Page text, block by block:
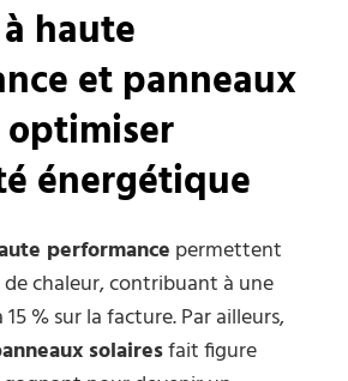
haute
et panneaux
optimiser
énergétique
performance permettent
de chaleur, contribuant à une
% sur la facture. Par ailleurs,
solairesfait figure